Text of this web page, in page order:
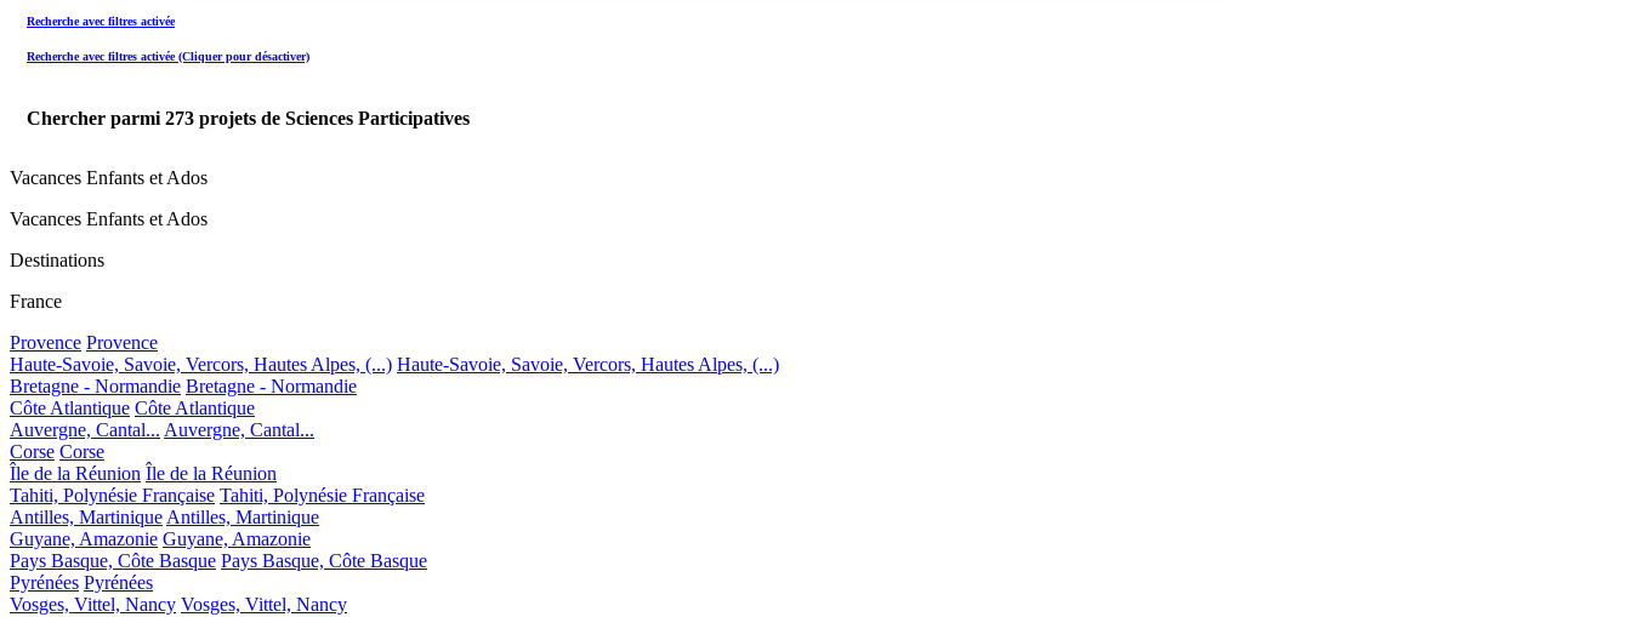
Recherche avec filtres activée
Recherche avec filtres activée (Cliquer pour désactiver)
Chercher parmi 273 projets de Sciences Participatives
Vacances Enfants et Ados
Vacances Enfants et Ados
Destinations
France
Provence Provence
Haute-Savoie, Savoie, Vercors, Hautes Alpes, (...) Haute-Savoie, Savoie, Vercors, Hautes Alpes, (...)
Bretagne - Normandie Bretagne - Normandie
Côte Atlantique Côte Atlantique
Auvergne, Cantal... Auvergne, Cantal...
Corse Corse
Île de la Réunion Île de la Réunion
Tahiti, Polynésie Française Tahiti, Polynésie Française
Antilles, Martinique Antilles, Martinique
Guyane, Amazonie Guyane, Amazonie
Pays Basque, Côte Basque Pays Basque, Côte Basque
Pyrénées Pyrénées
Vosges, Vittel, Nancy Vosges, Vittel, Nancy